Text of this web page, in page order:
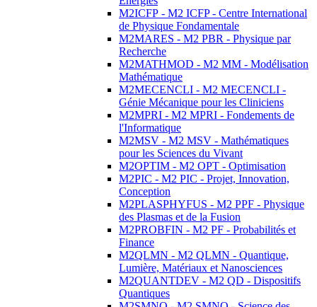
M2ICFP - M2 ICFP - Centre International
de Physique Fondamentale
M2MARES - M2 PBR - Physique par
Recherche
M2MATHMOD - M2 MM - Modélisation
Mathématique
M2MECENCLI - M2 MECENCLI -
Génie Mécanique pour les Cliniciens
M2MPRI - M2 MPRI - Fondements de
l'Informatique
M2MSV - M2 MSV - Mathématiques
pour les Sciences du Vivant
M2OPTIM - M2 OPT - Optimisation
M2PIC - M2 PIC - Projet, Innovation,
Conception
M2PLASPHYFUS - M2 PPF - Physique
des Plasmas et de la Fusion
M2PROBFIN - M2 PF - Probabilités et
Finance
M2QLMN - M2 QLMN - Quantique,
Lumière, Matériaux et Nanosciences
M2QUANTDEV - M2 QD - Dispositifs
Quantiques